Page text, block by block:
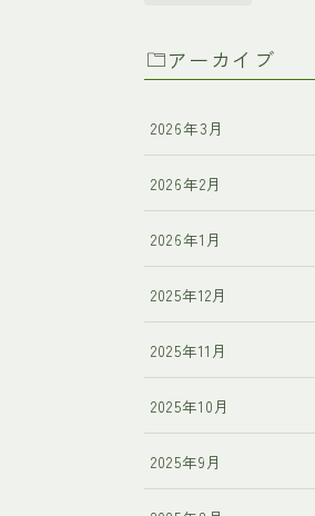
アーカイブ
2026年3月
2026年2月
2026年1月
2025年12月
2025年11月
2025年10月
2025年9月